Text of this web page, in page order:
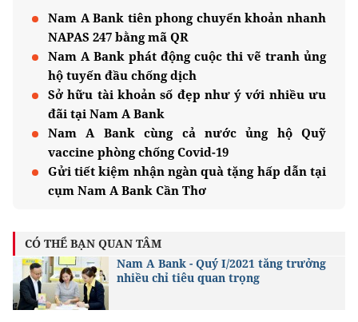
Nam A Bank tiên phong chuyển khoản nhanh
NAPAS 247 bằng mã QR
Nam A Bank phát động cuộc thi vẽ tranh ủng
hộ tuyến đầu chống dịch
Sở hữu tài khoản số đẹp như ý với nhiều ưu
đãi tại Nam A Bank
Nam A Bank cùng cả nước ủng hộ Quỹ
vaccine phòng chống Covid-19
Gửi tiết kiệm nhận ngàn quà tặng hấp dẫn tại
cụm Nam A Bank Cần Thơ
CÓ THỂ BẠN QUAN TÂM
Nam A Bank - Quý I/2021 tăng trưởng
nhiều chỉ tiêu quan trọng